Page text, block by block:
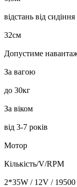
відстань від
32см
Допустиме
За вагою
до 30кг
За віком
від 3-7 років
Мотор
Кількість/V/RPM
2*35W / 12V /